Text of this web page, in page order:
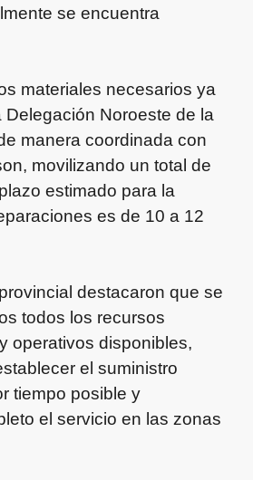
se encuentra
materiales necesarios ya
Noroeste de la
manera coordinada con
movilizando un total de
estimado para la
es de 10 a 12
destacaron que se
todos los recursos
operativos disponibles,
el suministro
tiempo posible y
el servicio en las zonas